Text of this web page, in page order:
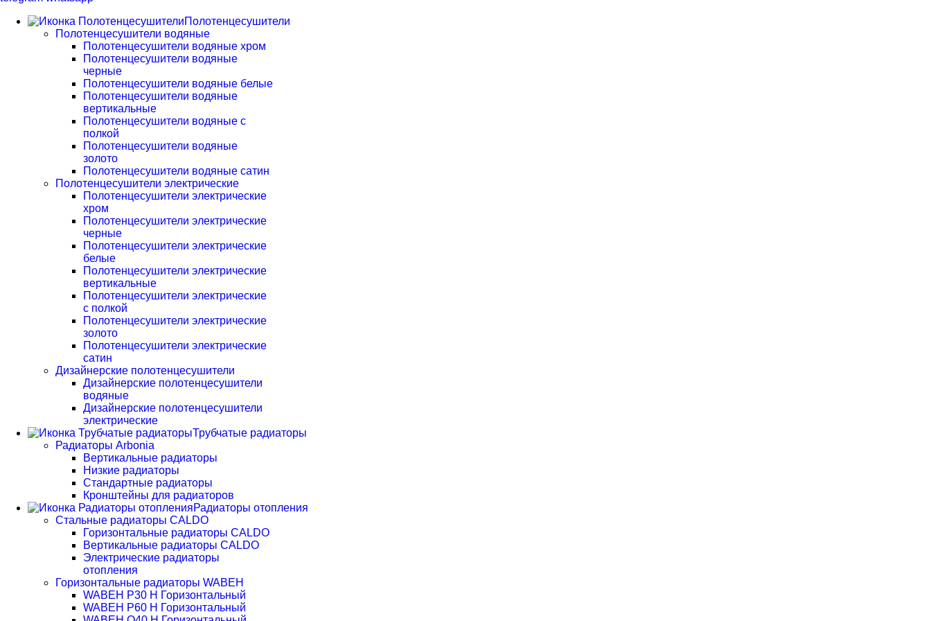
Полотенцесушители
Полотенцесушители водяные
Полотенцесушители водяные хром
Полотенцесушители водяные
черные
Полотенцесушители водяные белые
Полотенцесушители водяные
вертикальные
Полотенцесушители водяные с
полкой
Полотенцесушители водяные
золото
Полотенцесушители водяные сатин
Полотенцесушители электрические
Полотенцесушители электрические
хром
Полотенцесушители электрические
черные
Полотенцесушители электрические
белые
Полотенцесушители электрические
вертикальные
Полотенцесушители электрические
с полкой
Полотенцесушители электрические
золото
Полотенцесушители электрические
сатин
Дизайнерские полотенцесушители
Дизайнерские полотенцесушители
водяные
Дизайнерские полотенцесушители
электрические
Трубчатые радиаторы
Радиаторы Arbonia
Вертикальные радиаторы
Низкие радиаторы
Стандартные радиаторы
Кронштейны для радиаторов
Радиаторы отопления
Стальные радиаторы CALDO
Горизонтальные радиаторы CALDO
Вертикальные радиаторы CALDO
Электрические радиаторы
отопления
Горизонтальные радиаторы WABEH
WABEH P30 H Горизонтальный
WABEH P60 H Горизонтальный